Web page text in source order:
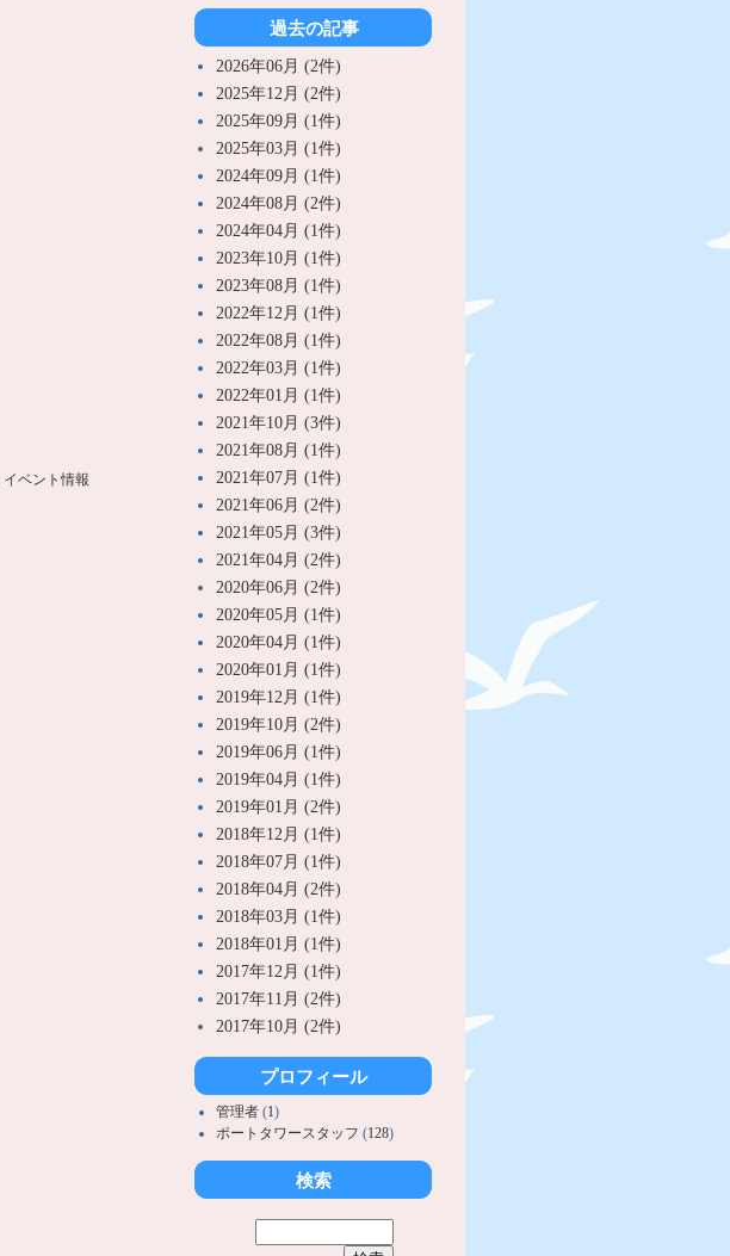
イベント情報
過去の記事
2026年06月 (2件)
2025年12月 (2件)
2025年09月 (1件)
2025年03月 (1件)
2024年09月 (1件)
2024年08月 (2件)
2024年04月 (1件)
2023年10月 (1件)
2023年08月 (1件)
2022年12月 (1件)
2022年08月 (1件)
2022年03月 (1件)
2022年01月 (1件)
2021年10月 (3件)
2021年08月 (1件)
2021年07月 (1件)
2021年06月 (2件)
2021年05月 (3件)
2021年04月 (2件)
2020年06月 (2件)
2020年05月 (1件)
2020年04月 (1件)
2020年01月 (1件)
2019年12月 (1件)
2019年10月 (2件)
2019年06月 (1件)
2019年04月 (1件)
2019年01月 (2件)
2018年12月 (1件)
2018年07月 (1件)
2018年04月 (2件)
2018年03月 (1件)
2018年01月 (1件)
2017年12月 (1件)
2017年11月 (2件)
2017年10月 (2件)
プロフィール
管理者 (1)
ポートタワースタッフ (128)
検索